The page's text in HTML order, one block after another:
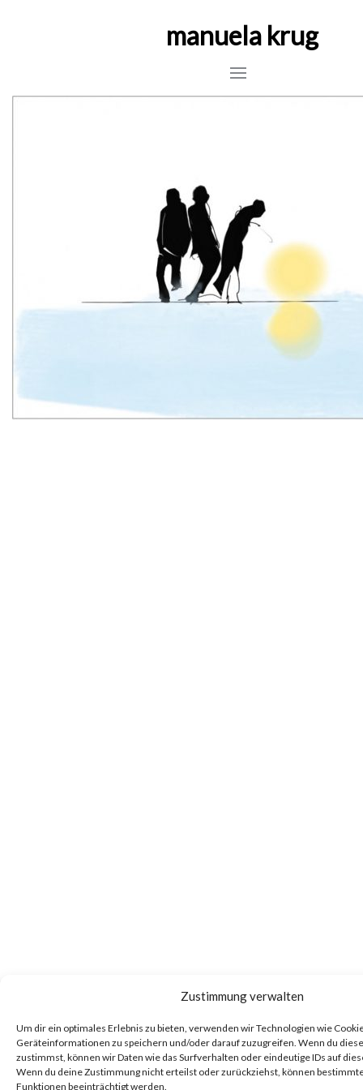
Zustimmung verwalten
Um dir ein optimales Erlebnis zu bieten, verwenden wir Technologien wie
Geräteinformationen zu speichern und/oder darauf zuzugreifen. Wenn du
zustimmst, können wir Daten wie das Surfverhalten oder eindeutige IDs auf
Wenn du deine Zustimmung nicht erteilst oder zurückziehst, können
Funktionen beeinträchtigt werden.
manuela krug